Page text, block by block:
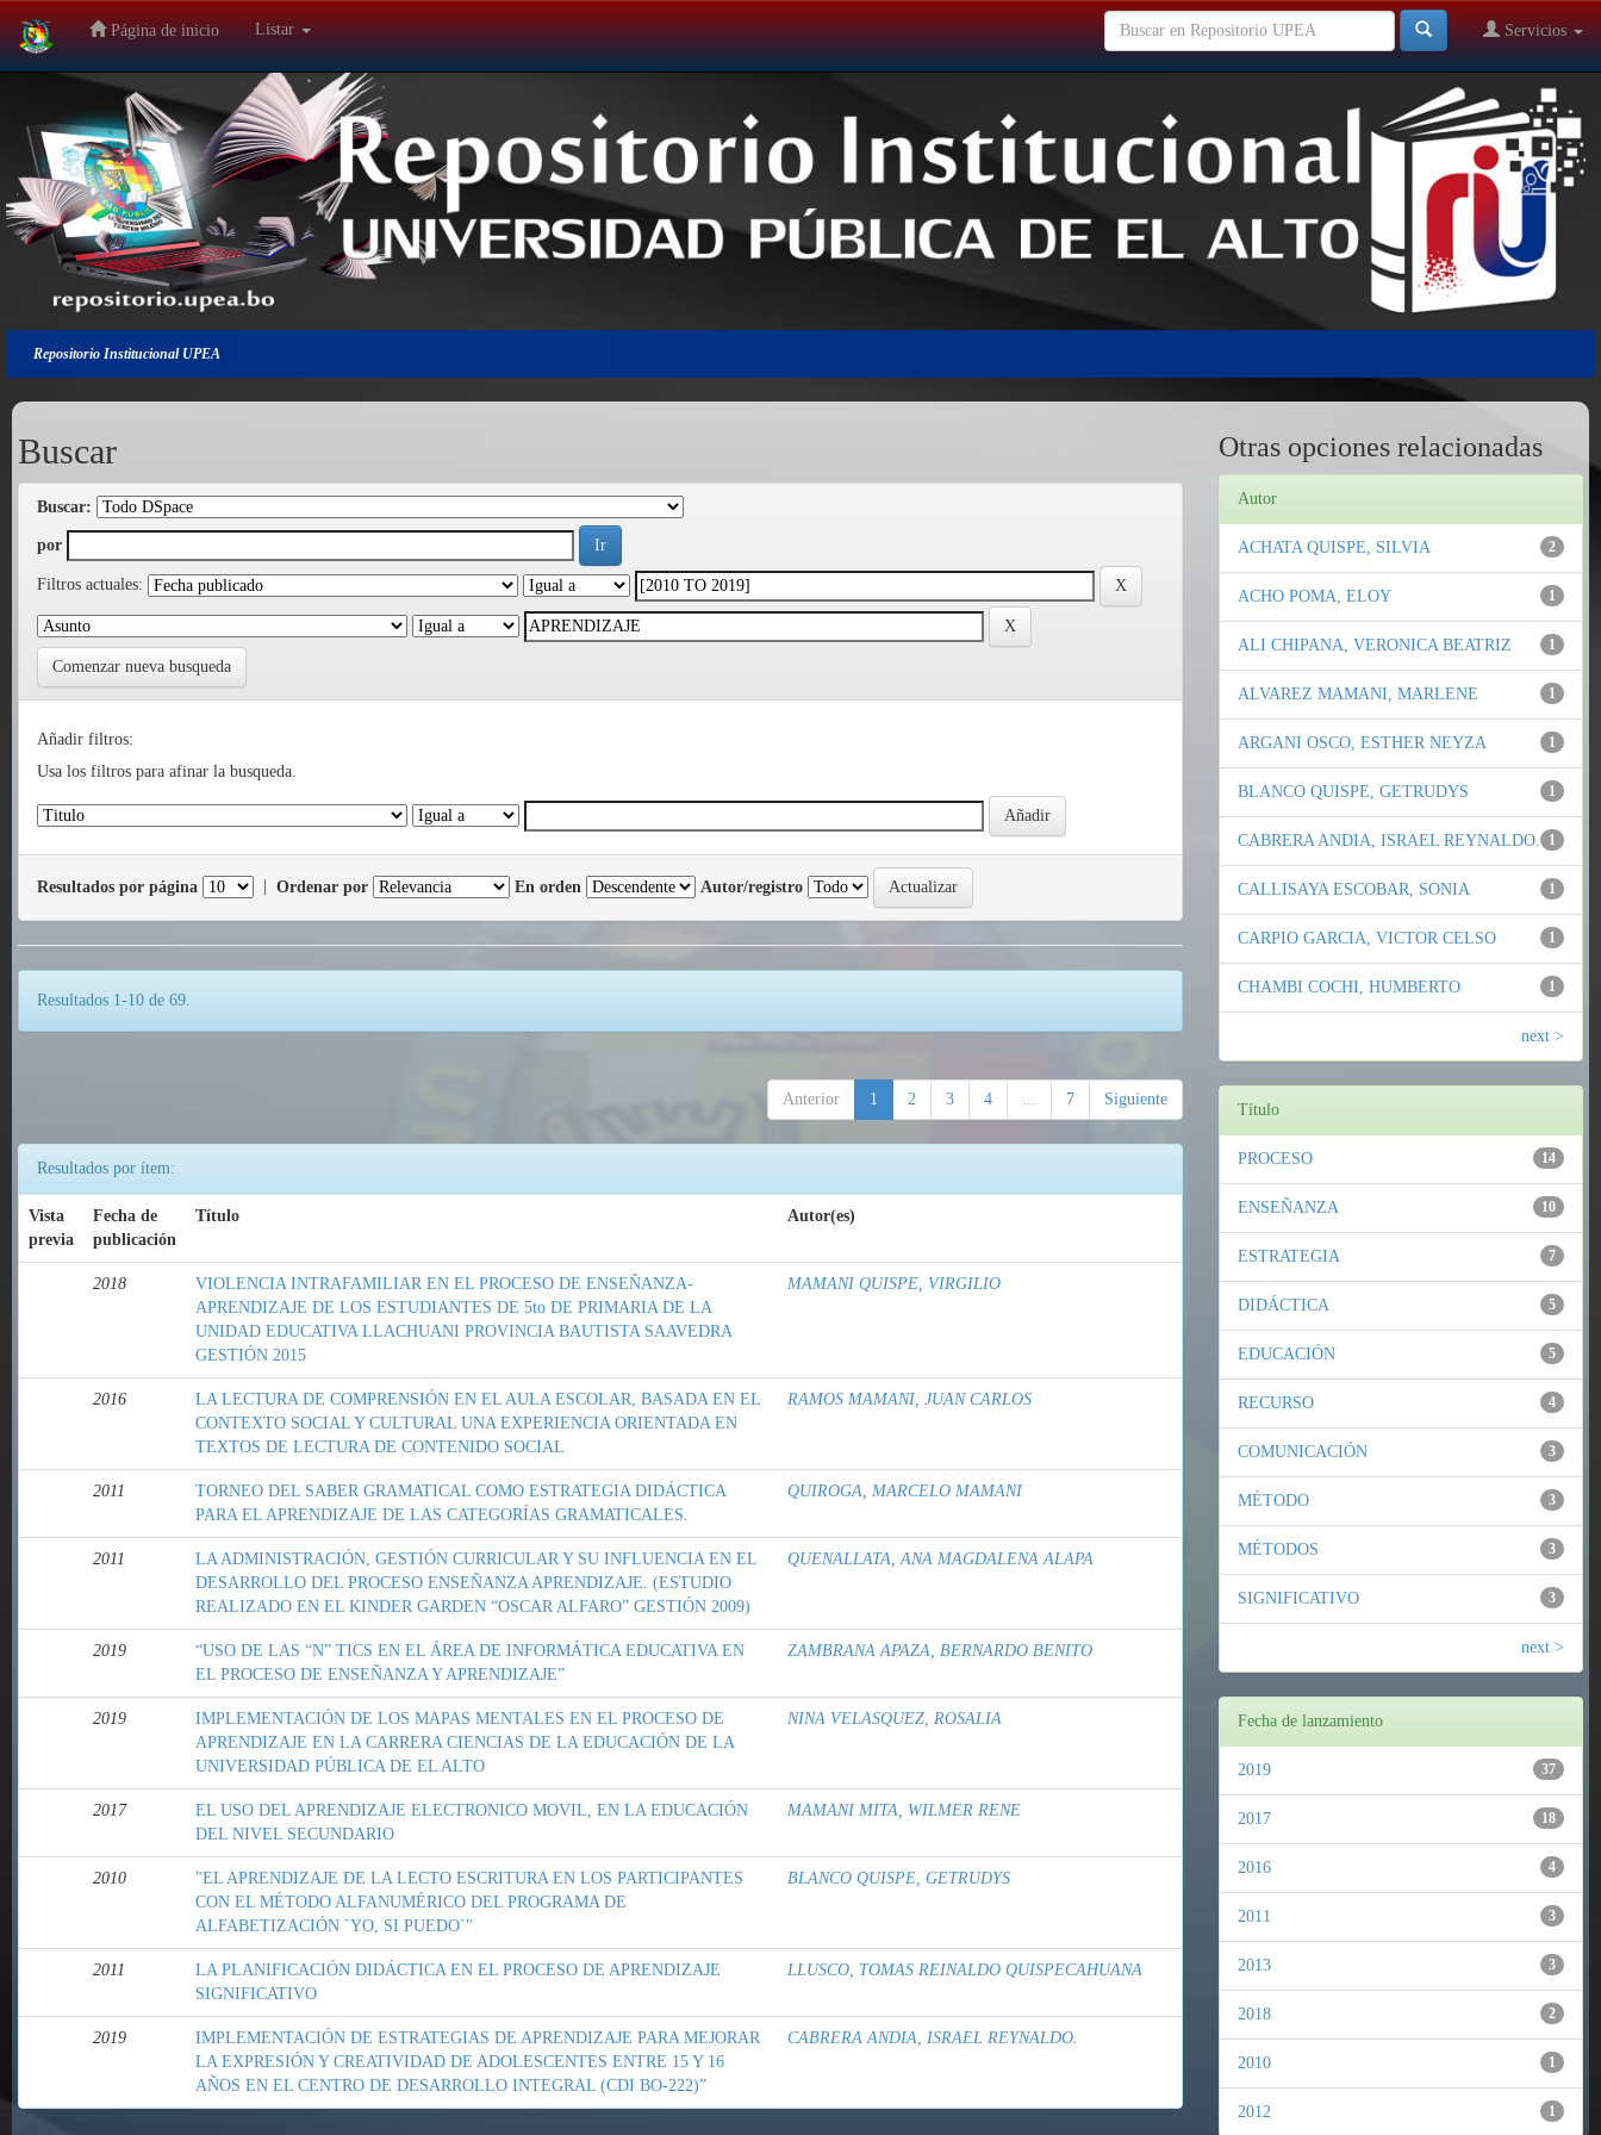
Salir
navegación
Página de inicio Listar Servicios
Repositorio Institucional UPEA
Buscar
Buscar:
por
Filtros actuales:
Comenzar nueva busqueda
Añadir filtros:
Usa los filtros para afinar la busqueda.
Resultados por página Ordenar por En orden Autor/registro
Resultados 1-10 de 69.
Anterior 1 2 3 4 ... 7 Siguiente
Resultados por ítem:
Vista
previa
Fecha de
publicación
Título Autor(es)
2018
VIOLENCIA INTRAFAMILIAR EN EL PROCESO DE ENSEÑANZA-
APRENDIZAJE DE LOS ESTUDIANTES DE 5to DE PRIMARIA DE LA
UNIDAD EDUCATIVA LLACHUANI PROVINCIA BAUTISTA SAAVEDRA
GESTIÓN 2015
MAMANI QUISPE, VIRGILIO
2016
LA LECTURA DE COMPRENSIÓN EN EL AULA ESCOLAR, BASADA EN EL
CONTEXTO SOCIAL Y CULTURAL UNA EXPERIENCIA ORIENTADA EN
TEXTOS DE LECTURA DE CONTENIDO SOCIAL
RAMOS MAMANI, JUAN CARLOS
2011
TORNEO DEL SABER GRAMATICAL COMO ESTRATEGIA DIDÁCTICA
PARA EL APRENDIZAJE DE LAS CATEGORÍAS GRAMATICALES.
QUIROGA, MARCELO MAMANI
2011
LA ADMINISTRACIÓN, GESTIÓN CURRICULAR Y SU INFLUENCIA EN EL
DESARROLLO DEL PROCESO ENSEÑANZA APRENDIZAJE. (ESTUDIO
REALIZADO EN EL KINDER GARDEN “OSCAR ALFARO” GESTIÓN 2009)
QUENALLATA, ANA MAGDALENA ALAPA
2019
“USO DE LAS “N” TICS EN EL ÁREA DE INFORMÁTICA EDUCATIVA EN
EL PROCESO DE ENSEÑANZA Y APRENDIZAJE”
ZAMBRANA APAZA, BERNARDO BENITO
2019
IMPLEMENTACIÓN DE LOS MAPAS MENTALES EN EL PROCESO DE
APRENDIZAJE EN LA CARRERA CIENCIAS DE LA EDUCACIÓN DE LA
UNIVERSIDAD PÚBLICA DE EL ALTO
NINA VELASQUEZ, ROSALIA
2017
EL USO DEL APRENDIZAJE ELECTRONICO MOVIL, EN LA EDUCACIÓN
DEL NIVEL SECUNDARIO
MAMANI MITA, WILMER RENE
2010
"EL APRENDIZAJE DE LA LECTO ESCRITURA EN LOS PARTICIPANTES
CON EL MÉTODO ALFANUMÉRICO DEL PROGRAMA DE
ALFABETIZACIÓN `YO, SI PUEDO`"
BLANCO QUISPE, GETRUDYS
2011
LA PLANIFICACIÓN DIDÁCTICA EN EL PROCESO DE APRENDIZAJE
SIGNIFICATIVO
LLUSCO, TOMAS REINALDO QUISPECAHUANA
2019
IMPLEMENTACIÓN DE ESTRATEGIAS DE APRENDIZAJE PARA MEJORAR
LA EXPRESIÓN Y CREATIVIDAD DE ADOLESCENTES ENTRE 15 Y 16
AÑOS EN EL CENTRO DE DESARROLLO INTEGRAL (CDI BO-222)”
CABRERA ANDIA, ISRAEL REYNALDO.
Otras opciones relacionadas
Autor
2
ACHATA QUISPE, SILVIA
1
ACHO POMA, ELOY
1
ALI CHIPANA, VERONICA BEATRIZ
1
ALVAREZ MAMANI, MARLENE
1
ARGANI OSCO, ESTHER NEYZA
1
BLANCO QUISPE, GETRUDYS
1
CABRERA ANDIA, ISRAEL REYNALDO.
1
CALLISAYA ESCOBAR, SONIA
1
CARPIO GARCIA, VICTOR CELSO
1
CHAMBI COCHI, HUMBERTO
next >
Título
14
PROCESO
10
ENSEÑANZA
7
ESTRATEGIA
5
DIDÁCTICA
5
EDUCACIÓN
4
RECURSO
3
COMUNICACIÓN
3
MÉTODO
3
MÉTODOS
3
SIGNIFICATIVO
next >
Fecha de lanzamiento
37
2019
18
2017
4
2016
3
2011
3
2013
2
2018
1
2010
1
2012